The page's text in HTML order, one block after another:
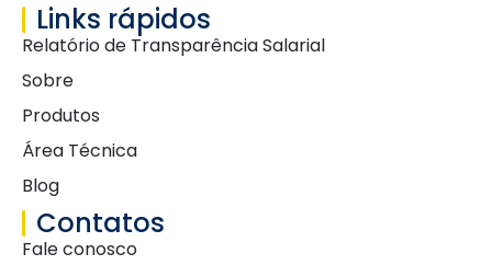
Links rápidos
Relatório de Transparência Salarial
Sobre
Produtos
Área Técnica
Blog
Contatos
Fale conosco